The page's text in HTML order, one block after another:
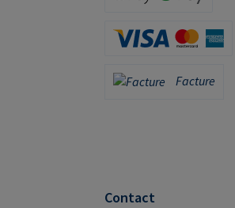
Facture
Facture
Contact